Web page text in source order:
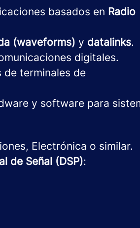
basados en Radio
(waveforms) y datalinks.
digitales.
terminales de
y software para
Electrónica o similar.
de Señal (DSP):